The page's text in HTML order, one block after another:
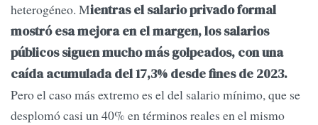
heterogéneo. Mientras el salario privado formal
mostró esa mejora en el margen, los salarios
públicos siguen mucho más golpeados, con una
caída acumulada del 17,3% desde fines de 2023.
Pero el caso más extremo es el del salario mínimo, que se
desplomó casi un 40% en términos reales en el mismo